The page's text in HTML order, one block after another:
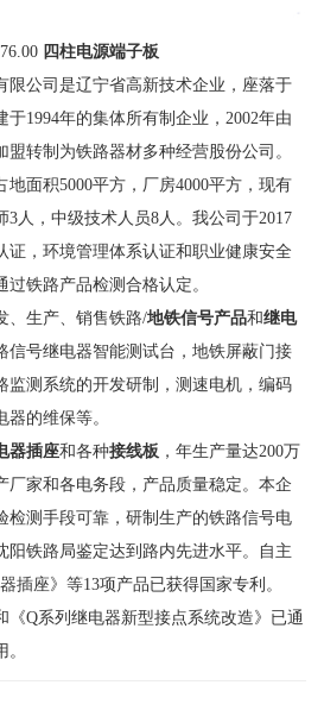
四柱电源端子板
限公司是辽宁省高新技术企业，座落于
1994年的集体所有制企业，2002年由
转制为铁路器材多种经营股份公司。
地面积5000平方，厂房4000平方，现有
3人，中级技术人员8人。我公司于2017
证，环境管理体系认证和职业健康安全
铁路产品检测合格认定。
、生产、销售铁路/地铁信号产品和继电
信号继电器智能测试台，地铁屏蔽门接
监测系统的开发研制，测速电机，编码
的维保等。
器插座和各种接线板 ，年生产量达200万
厂家和各电务段，产品质量稳定。本企
检测手段可靠，研制生产的铁路信号电
阳铁路局鉴定达到路内先进水平。自主
插座》等13项产品已获得国家专利。
《Q系列继电器新型接点系统改造》已通